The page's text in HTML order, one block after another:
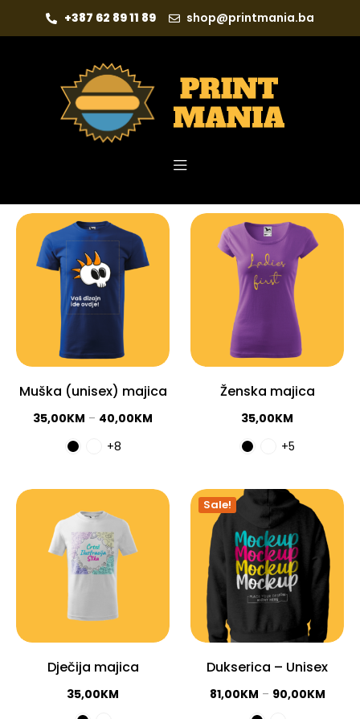
+387 62 89 11 89 shop@printmania.ba
Muška (unisex) majica
35,00KM – 40,00KM
+8
Ženska majica
35,00KM
+5
Dječija majica
35,00KM
Sale!
Dukserica – Unisex
81,00KM – 90,00KM